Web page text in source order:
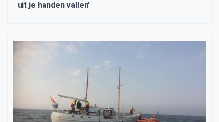
uit je handen vallen’